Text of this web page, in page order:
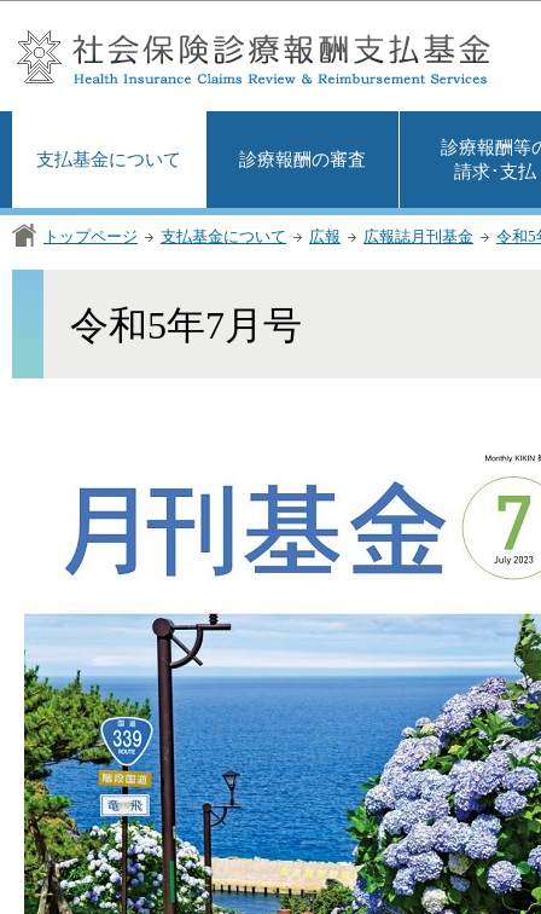
支払基金について 診療報酬の審査
診療報酬等
請求･支払
トップページ 支払基金について 広報 広報誌月刊基金 令和5
令和5年7月号